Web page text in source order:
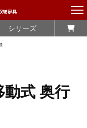
シリーズ
動式 奥行